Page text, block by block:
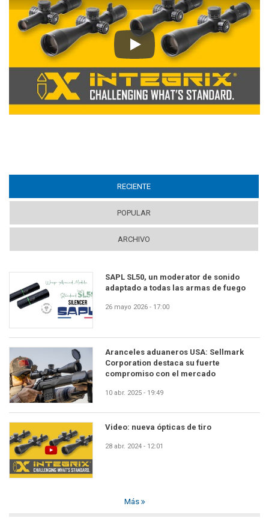
Play
RECIENTE
POPULAR
ARCHIVO
SAPL SL50, un moderator de sonido
adaptado a todas las armas de fuego
26 mayo 2026 - 17:00
Aranceles aduaneros USA: Sellmark
Corporation destaca su fuerte
compromiso con el mercado
10 abr. 2025 - 19:49
Video: nueva ópticas de tiro
28 abr. 2024 - 12:01
Más